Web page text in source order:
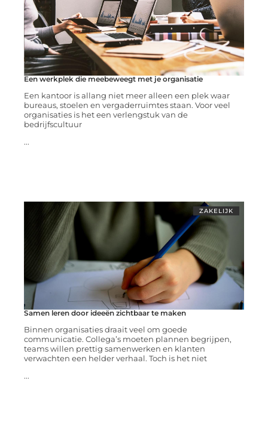
Een werkplek die meebeweegt met je organisatie
Een kantoor is allang niet meer alleen een plek waar
bureaus, stoelen en vergaderruimtes staan. Voor veel
organisaties is het een verlengstuk van de
bedrijfscultuur
...
ZAKELIJK
Samen leren door ideeën zichtbaar te maken
Binnen organisaties draait veel om goede
communicatie. Collega’s moeten plannen begrijpen,
teams willen prettig samenwerken en klanten
verwachten een helder verhaal. Toch is het niet
...